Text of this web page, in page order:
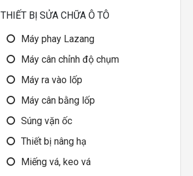
THIẾT BỊ SỬA CHỮA Ô TÔ
Máy phay Lazang
Máy cân chỉnh độ chụm
Máy ra vào lốp
Máy cân bằng lốp
Súng vặn ốc
Thiết bị nâng hạ
Miếng vá, keo vá